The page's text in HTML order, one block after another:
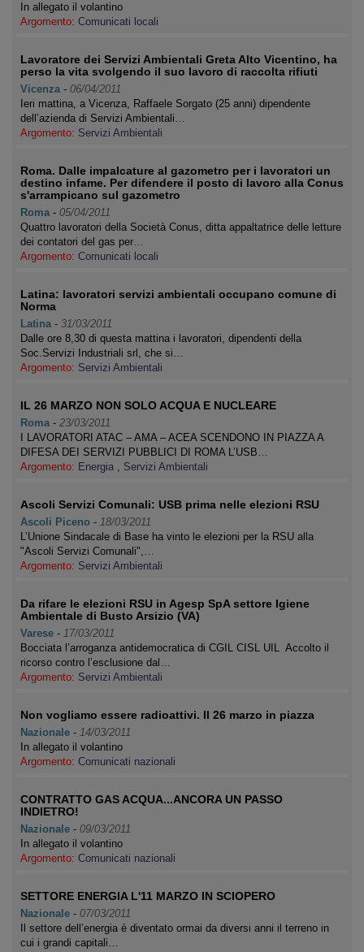
In allegato il volantino
Argomento: Comunicati locali
Lavoratore dei Servizi Ambientali Greta Alto Vicentino, ha
perso la vita svolgendo il suo lavoro di raccolta rifiuti
Vicenza - 06/04/2011
Ieri mattina, a Vicenza, Raffaele Sorgato (25 anni) dipendente
dell’azienda di Servizi Ambientali…
Argomento: Servizi Ambientali
Roma. Dalle impalcature al gazometro per i lavoratori un
destino infame. Per difendere il posto di lavoro alla Conus
s'arrampicano sul gazometro
Roma - 05/04/2011
Quattro lavoratori della Società Conus, ditta appaltatrice delle letture
dei contatori del gas per…
Argomento: Comunicati locali
Latina: lavoratori servizi ambientali occupano comune di
Norma
Latina - 31/03/2011
Dalle ore 8,30 di questa mattina i lavoratori, dipendenti della
Soc.Servizi Industriali srl, che si…
Argomento: Servizi Ambientali
IL 26 MARZO NON SOLO ACQUA E NUCLEARE
Roma - 23/03/2011
I LAVORATORI ATAC – AMA – ACEA SCENDONO IN PIAZZA A
DIFESA DEI SERVIZI PUBBLICI DI ROMA L’USB…
Argomento: Energia , Servizi Ambientali
Ascoli Servizi Comunali: USB prima nelle elezioni RSU
Ascoli Piceno - 18/03/2011
L’Unione Sindacale di Base ha vinto le elezioni per la RSU alla
"Ascoli Servizi Comunali",…
Argomento: Servizi Ambientali
Da rifare le elezioni RSU in Agesp SpA settore Igiene
Ambientale di Busto Arsizio (VA)
Varese - 17/03/2011
Bocciata l’arroganza antidemocratica di CGIL CISL UIL Accolto il
ricorso contro l’esclusione dal…
Argomento: Servizi Ambientali
Non vogliamo essere radioattivi. Il 26 marzo in piazza
Nazionale - 14/03/2011
In allegato il volantino
Argomento: Comunicati nazionali
CONTRATTO GAS ACQUA...ANCORA UN PASSO
INDIETRO!
Nazionale - 09/03/2011
In allegato il volantino
Argomento: Comunicati nazionali
SETTORE ENERGIA L'11 MARZO IN SCIOPERO
Nazionale - 07/03/2011
Il settore dell’energia è diventato ormai da diversi anni il terreno in
cui i grandi capitali…